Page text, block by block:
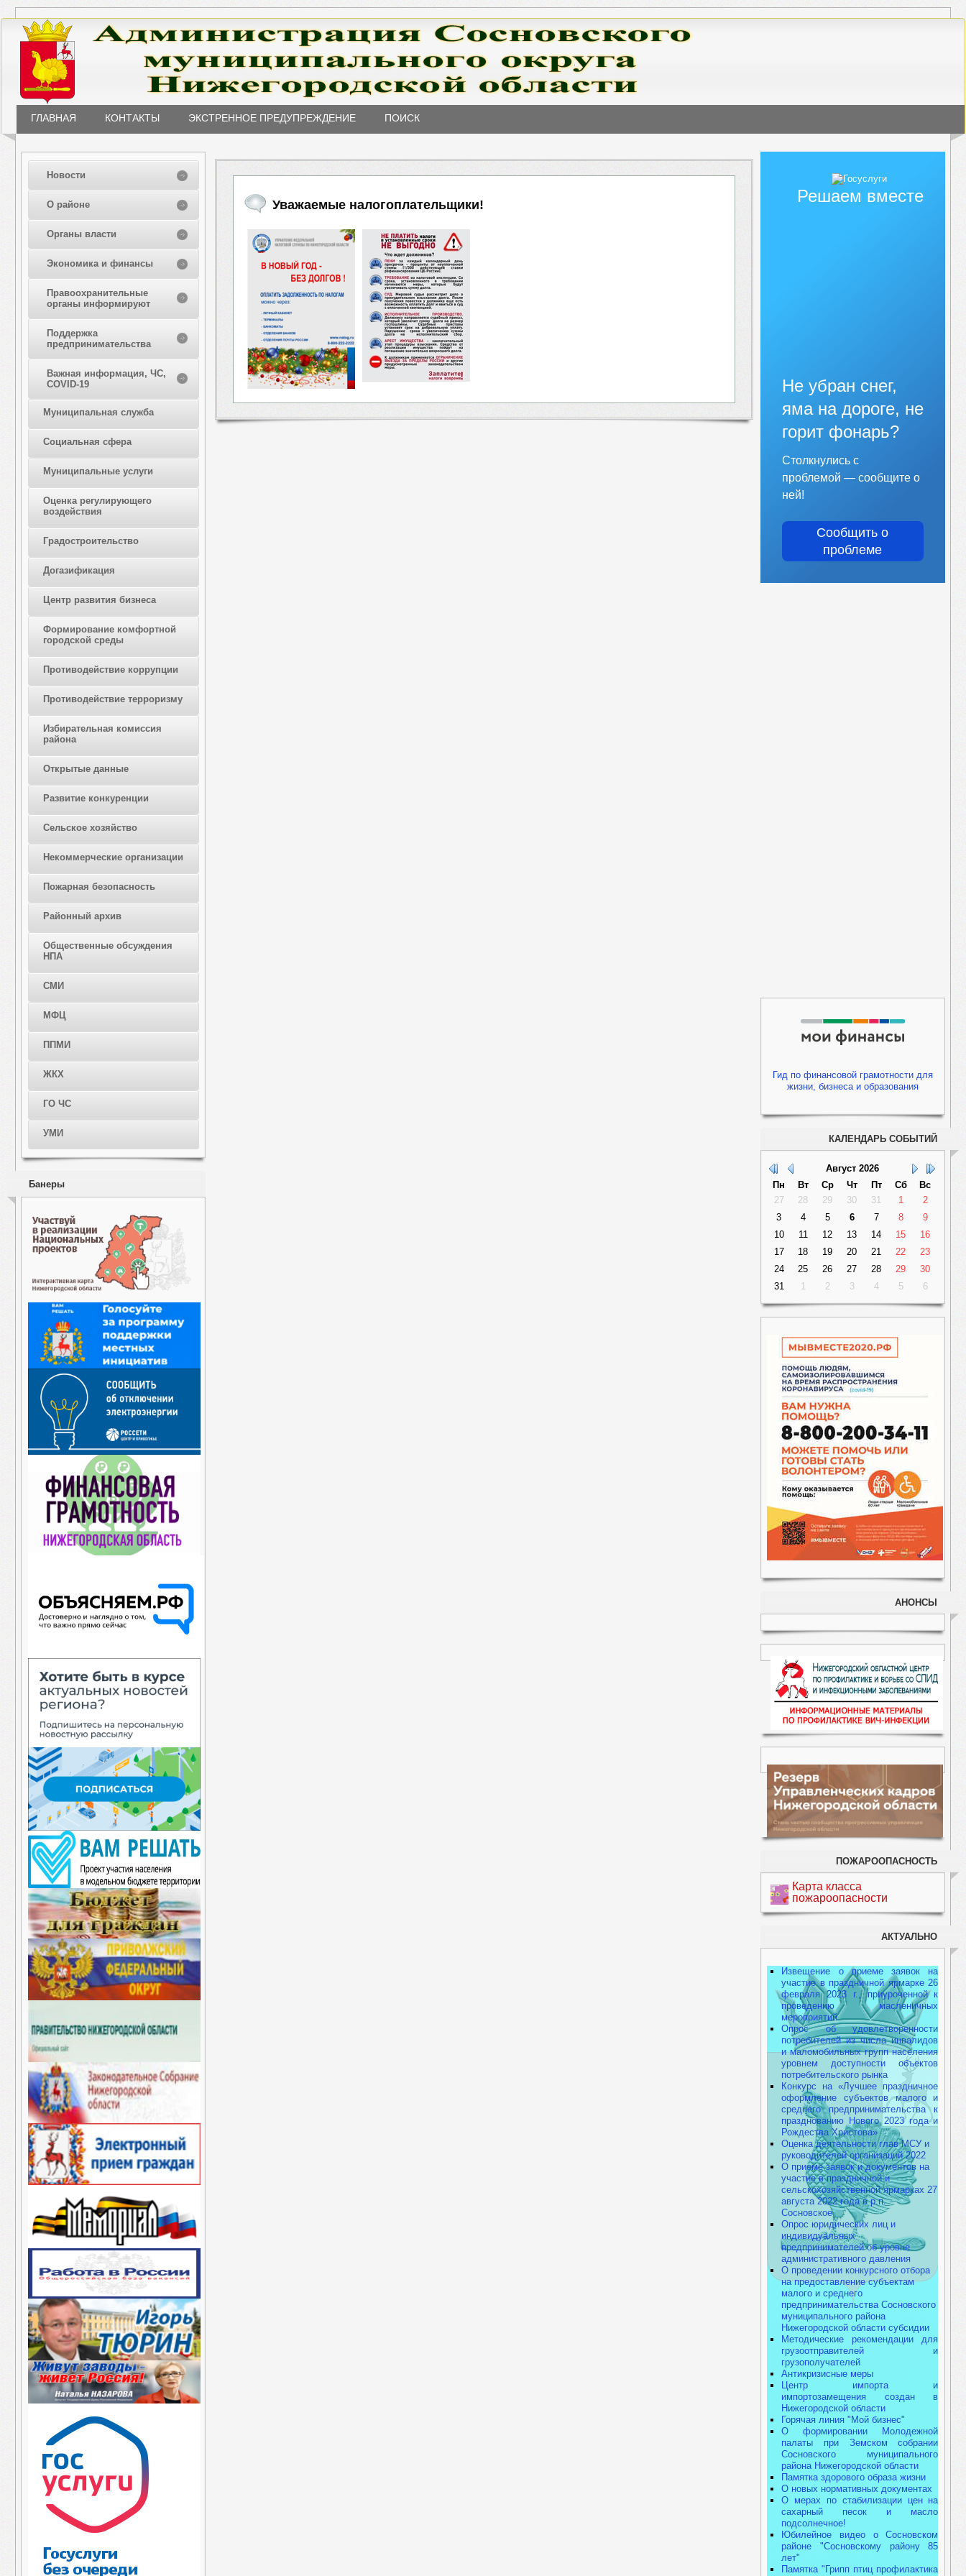
ГЛАВНАЯ КОНТАКТЫ ЭКСТРЕННОЕ ПРЕДУПРЕЖДЕНИЕ ПОИСК
Новости
О районе
Органы власти
Экономика и финансы
Правоохранительные
органы информируют
Поддержка
предпринимательства
Важная информация, ЧС,
COVID-19
Муниципальная служба
Социальная сфера
Муниципальные услуги
Оценка регулирующего
воздействия
Градостроительство
Догазификация
Центр развития бизнеса
Формирование комфортной
городской среды
Противодействие коррупции
Противодействие терроризму
Избирательная комиссия
района
Открытые данные
Развитие конкуренции
Сельское хозяйство
Некоммерческие организации
Пожарная безопасность
Районный архив
Общественные обсуждения
НПА
СМИ
МФЦ
ППМИ
ЖКХ
ГО ЧС
УМИ
Банеры
Уважаемые налогоплательщики! Решаем вместе
Не убран снег,
яма на дороге, не
горит фонарь?
Столкнулись с
проблемой — сообщите о
ней!
Сообщить о
проблеме
Гид по финансовой грамотности для
жизни, бизнеса и образования
КАЛЕНДАРЬ СОБЫТИЙ
Август 2026
Пн
Вт Ср Чт Пт Сб
Вс
27
28 29 30 31 1
2
3
4 5 6 7 8
9
10
11 12 13 14 15
16
17
18 19 20 21 22
23
24
25 26 27 28 29
30
31
1 2 3 4 5 6
АНОНСЫ
ПОЖАРООПАСНОСТЬ
Карта класса
пожароопасности
АКТУАЛЬНО
Извещение о приеме заявок на
участие в праздничной ярмарке 26
февраля 2023 г., приуроченной к
проведению масленичных
мероприятий
Опрос об удовлетворенности
потребителей из числа инвалидов
и маломобильных групп населения
уровнем доступности объектов
потребительского рынка
Конкурс на «Лучшее праздничное
оформление субъектов малого и
среднего предпринимательства к
празднованию Нового 2023 года и
Рождества Христова»
Оценка деятельности глав МСУ и
руководителей организаций 2022
О приеме заявок и документов на
участие в праздничной и
сельскохозяйственной ярмарках 27
августа 2022 года в р.п.
Сосновское
Опрос юридических лиц и
индивидуальных
предпринимателей об уровне
административного давления
О проведении конкурсного отбора
на предоставление субъектам
малого и среднего
предпринимательства Сосновского
муниципального района
Нижегородской области субсидии
Методические рекомендации для
грузоотправителей и
грузополучателей
Антикризисные меры
Центр импорта и
импортозамещения создан в
Нижегородской области
Горячая линия "Мой бизнес"
О формировании Молодежной
палаты при Земском собрании
Сосновского муниципального
района Нижегородской области
Памятка здорового образа жизни
О новых нормативных документах
О мерах по стабилизации цен на
сахарный песок и масло
подсолнечное!
Юбилейное видео о Сосновском
районе "Сосновскому району 85
лет"
Памятка "Грипп птиц профилактика